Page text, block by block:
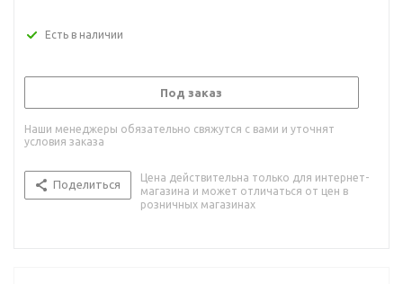
Есть в наличии
Под заказ
Наши менеджеры обязательно свяжутся с вами и уточнят
условия заказа
Поделиться
Цена действительна только для интернет-
магазина и может отличаться от цен в
розничных магазинах